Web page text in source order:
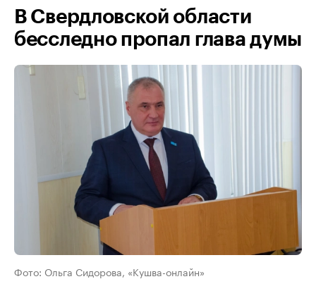
В Свердловской области
бесследно пропал глава думы
Фото: Ольга Сидорова, «Кушва-онлайн»